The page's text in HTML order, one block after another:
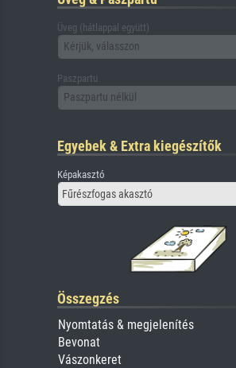
Üveg (hátlappal együtt)
Kérjük, válasszon
Paszpartu
Paszpartu nélkül
Egyebek & Extra kiegészítők
Képakasztó
Fűrészfogas akasztó
Összegzés
Nyomtatás & megjelenítés
Bevonat
Vászonkeret